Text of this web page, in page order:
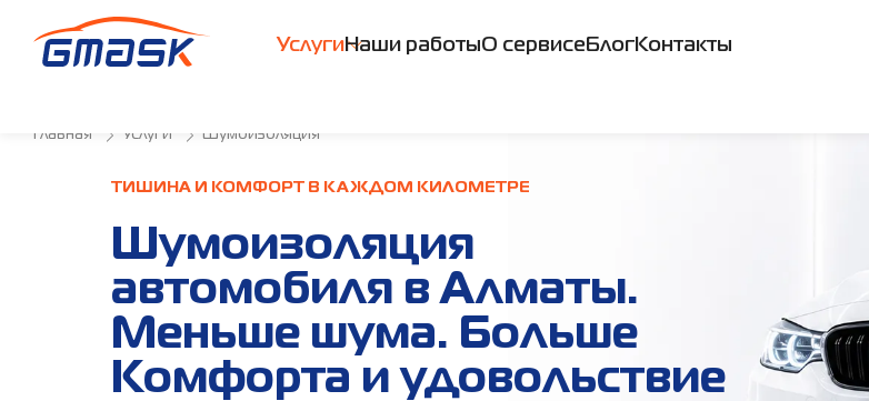
УслугиНаши работыО сервисеБлог Контакты
Главная Услуги Шумоизоляция
ТИШИНА И КОМФОРТ В КАЖДОМ КИЛОМЕТРЕ
Шумоизоляция
автомобиля в Алматы.
Меньше шума. Больше
Комфорта и удовольствие